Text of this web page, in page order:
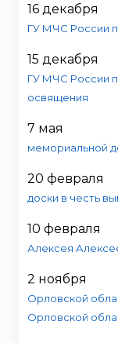
16 декабря
ГУ МЧС России
15 декабря
ГУ МЧС России
освящения
7 мая
мемориальной
20 февраля
доски в честь
10 февраля
Алексея
2 ноября
Орловской
Орловской